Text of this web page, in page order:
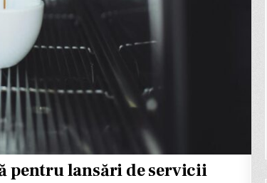
pentru lansări de servicii